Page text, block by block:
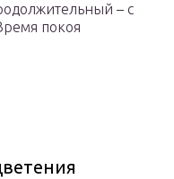
– с
покоя